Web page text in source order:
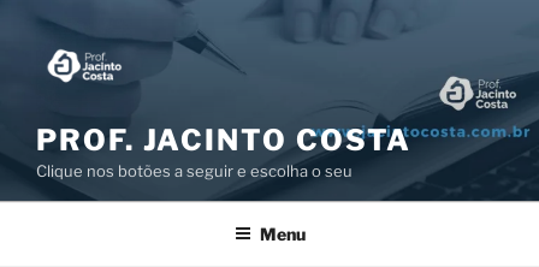
PROF. JACINTO COSTA
Clique nos botões a seguir e escolha o seu
Menu